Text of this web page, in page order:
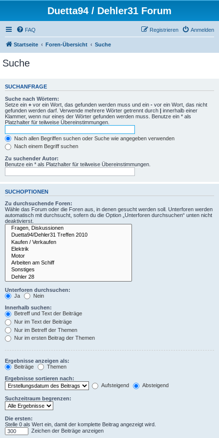
Duetta94 / Dehler31 Forum
FAQ Anmelden
Registrieren
Startseite Foren-Übersicht Suche
Suche
SUCHANFRAGE
Suche nach Wörtern:
Setze ein + vor ein Wort, das gefunden werden muss und ein - vor ein Wort, das nicht
gefunden werden darf. Verwende mehrere Wörter getrennt durch | innerhalb einer
Klammer, wenn nur eines der Wörter gefunden werden muss. Benutze ein * als
Platzhalter für teilweise Übereinstimmungen.
Nach allen Begriffen suchen oder Suche wie angegeben verwenden
Nach einem Begriff suchen
Zu suchender Autor:
Benutze ein * als Platzhalter für teilweise Übereinstimmungen.
SUCHOPTIONEN
Zu durchsuchende Foren:
Wähle das Forum oder die Foren aus, in denen gesucht werden soll. Unterforen werden
automatisch mit durchsucht, sofern du die Option „Unterforen durchsuchen“ unten nicht
deaktivierst.
Unterforen durchsuchen:
Ja
Nein
Innerhalb suchen:
Betreff und Text der Beiträge
Nur im Text der Beiträge
Nur im Betreff der Themen
Nur im ersten Beitrag der Themen
Ergebnisse anzeigen als:
Beiträge
Themen
Ergebnisse sortieren nach:
Aufsteigend
Absteigend
Suchzeitraum begrenzen:
Die ersten:
Stelle 0 als Wert ein, damit der komplette Beitrag angezeigt wird.
Zeichen der Beiträge anzeigen